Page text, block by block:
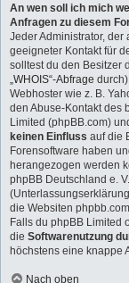
An wen soll ich mich
Anfragen zu diesem
Jeder Administrator, der
geeigneter Kontakt für
solltest du den Besitzer
„WHOIS“-Abfrage
Webhoster wie z. B.
den Abuse-Kontakt des
Limited (phpBB.com)
keinen Einfluss auf die
Forensoftware haben
herangezogen werden
phpBB Deutschland e.
die Websiten
Falls du phpBB Limited
die Softwarenutzung
höchstens eine knappe
Nach oben